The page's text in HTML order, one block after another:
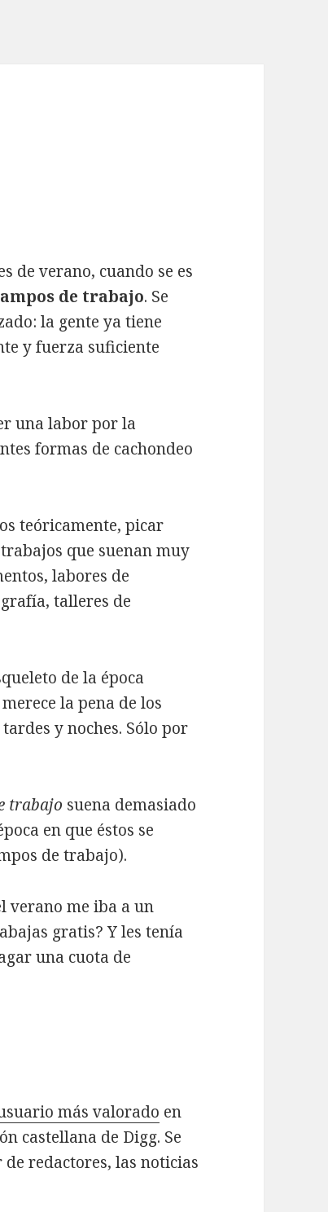
de verano, cuando se es
de trabajo. Se
la gente ya tiene
y fuerza suficiente
una labor por la
formas de cachondeo
teóricamente, picar
que suenan muy
labores de
talleres de
de la época
la pena de los
y noches. Sólo por
trabajo suena demasiado
en que éstos se
de trabajo).
verano me iba a un
gratis? Y les tenía
una cuota de
más valorado en
castellana de Digg. Se
redactores, las noticias